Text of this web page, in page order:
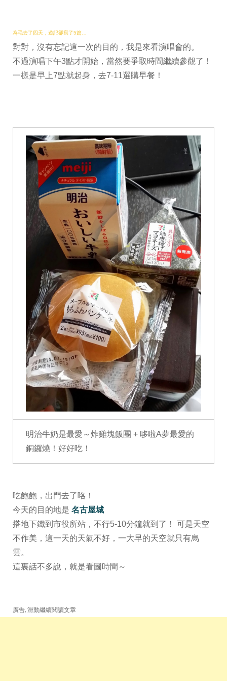
為毛去了四天，遊記卻寫了5篇…
對對，沒有忘記這一次的目的，我是來看演唱會的。
不過演唱下午3點才開始，當然要爭取時間繼續參觀了！
一樣是早上7點就起身，去7-11選購早餐！
明治牛奶是最愛～炸雞塊飯團 + 哆啦A夢最愛的
銅鑼燒！好好吃！
吃飽飽，出門去了咯！
今天的目的地是 名古屋城
搭地下鐵到市役所站，不行5-10分鐘就到了！ 可是天空
不作美，這一天的天氣不好，一大早的天空就只有烏
雲。
這裏話不多說，就是看圖時間～
廣告, 滑動繼續閱讀文章